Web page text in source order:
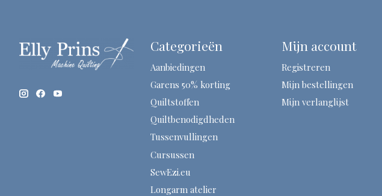
Categorieën
Aanbiedingen
Garens 50% korting
Quiltstoffen
Quiltbenodigdheden
Tussenvullingen
Cursussen
SewEzi.eu
Longarm atelier
Mijn account
Registreren
Mijn bestellingen
Mijn verlanglijst